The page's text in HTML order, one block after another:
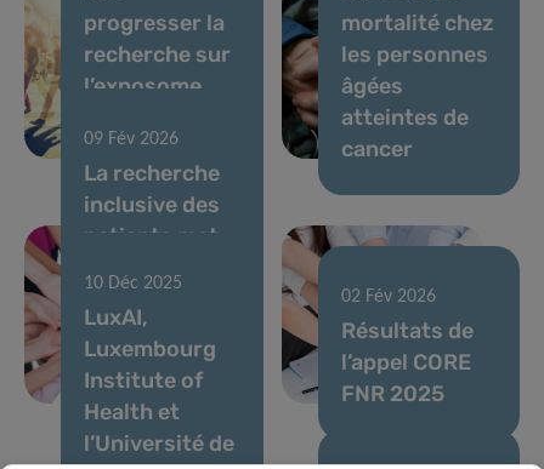
progresser la
recherche sur
l’exposome
humain
mortalité chez
les personnes
âgées
atteintes de
cancer
09 Fév 2026
La recherche
inclusive des
patients met
en lumière le
travail après
un cancer du
sein
02 Fév 2026
Résultats de
l’appel CORE
FNR 2025
17 Déc 2025
VENUSCANCER
: faire
10 Déc 2025
LuxAI,
Luxembourg
Institute of
Health et
l’Université de